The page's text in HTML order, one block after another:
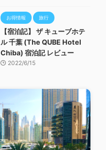
お得情報 旅行
【宿泊記】 ザ キューブホテ
ル 千葉 (The QUBE Hotel
Chiba) 宿泊記 レビュー
2022/6/15